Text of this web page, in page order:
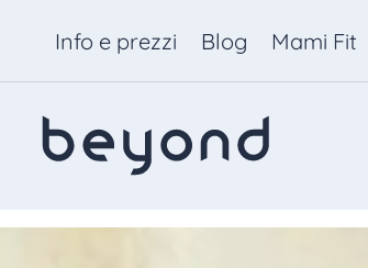
Info e prezzi Blog Mami Fit